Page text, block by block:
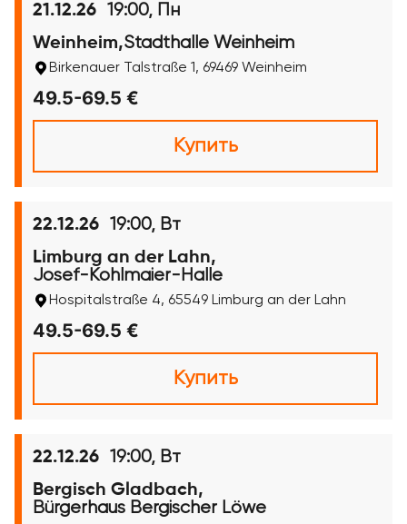
21.12.26 19:00, Пн
Weinheim,Stadthalle Weinheim
Birkenauer Talstraße 1, 69469 Weinheim
49.5-69.5 €
Купить
22.12.26 19:00, Вт
Limburg an der Lahn,
Josef-Kohlmaier-Halle
Hospitalstraße 4, 65549 Limburg an der Lahn
49.5-69.5 €
Купить
22.12.26 19:00, Вт
Bergisch Gladbach,
Bürgerhaus Bergischer Löwe